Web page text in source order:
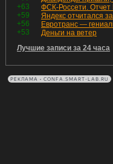
+63
+59
+56
+53
Деньги на ветер
Лучшие записи за 24 часа
РЕКЛАМА • CONFA.SMART-LAB.RU